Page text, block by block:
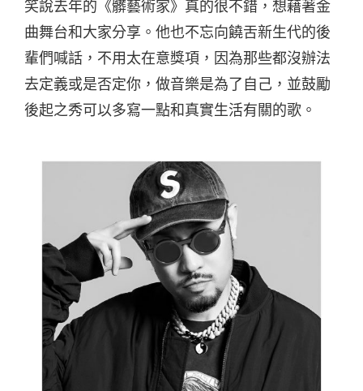
笑說去年的 《髒藝術家》 真的很不錯，想藉著金
曲舞台和大家分享。他也不忘向饒舌新生代的後
輩們喊話，不用太在意獎項，因為那些都沒辦法
去定義或是否定你，做音樂是為了自己，並鼓勵
後起之秀可以多寫一點和真實生活有關的歌。